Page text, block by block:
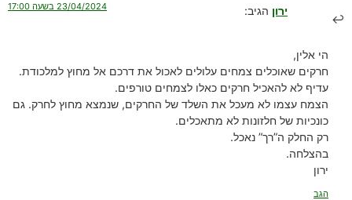
ירון הגיב: 23/04/2024 בשעה 17:00
הי אלין,
חרקים שאוכלים צמחים עלולים לאכול את דרכם אל מחוץ למלכודת.
עדיף לא להאכיל חרקים כאלו לצמחים טורפים.
הצמח עצמו לא מעכל את השלד של החרקים, שנמצא מחוץ לחרק. גם
כונכיות של חלזונות לא מתאכלים.
רק החלק ה”רך” נאכל.
בהצלחה.
ירון
הגב